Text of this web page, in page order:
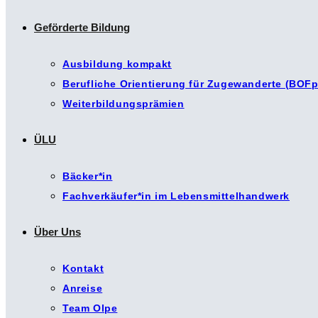
Geförderte Bildung
Ausbildung kompakt
Berufliche Orientierung für Zugewanderte
Weiterbildungsprämien
ÜLU
Bäcker*in
Fachverkäufer*in im Lebensmittelhandwerk
Über Uns
Kontakt
Anreise
Team Olpe